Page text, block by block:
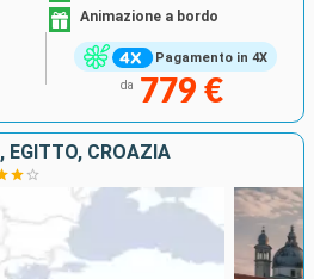
Pagamento in 4X
Animazione a bordo
da 779 €
EGITTO, CROAZIA